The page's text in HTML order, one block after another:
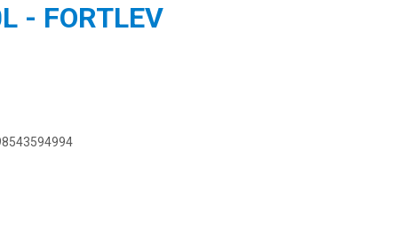
- FORTLEV